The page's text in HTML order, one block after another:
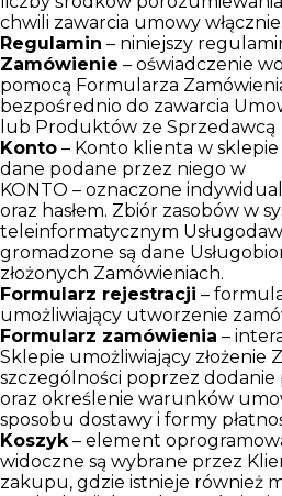
chwili zawarcia umowy włącznie.
Regulamin – niniejszy
Zamówienie – oświadczenie
pomocą Formularza
bezpośrednio do zawarcia
lub Produktów ze Sprzedawcą
Konto – Konto klienta w
dane podane przez niego w
KONTO – oznaczone
oraz hasłem. Zbiór zasobów w
teleinformatycznym
gromadzone są dane
złożonych Zamówieniach.
Formularz rejestracji –
umożliwiający utworzenie
Formularz zamówienia –
Sklepie umożliwiający złożenie
szczególności poprzez
oraz określenie warunków
sposobu dostawy i formy
Koszyk– element
widoczne są wybrane przez
zakupu, gdzie istnieje również